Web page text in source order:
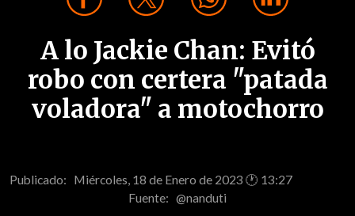
A lo Jackie Chan: Evitó
robo con certera "patada
voladora" a motochorro
Publicado: Miércoles, 18 de Enero de 2023 🕐 13:27
Fuente: @nanduti